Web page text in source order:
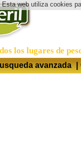
Esta web utiliza cookies
los lugares de
avanzada |